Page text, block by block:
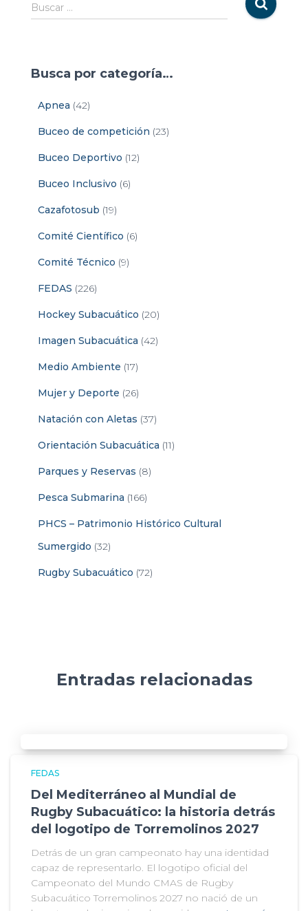
Buscar …
Busca por categoría…
Apnea (42)
Buceo de competición (23)
Buceo Deportivo (12)
Buceo Inclusivo (6)
Cazafotosub (19)
Comité Científico (6)
Comité Técnico (9)
FEDAS (226)
Hockey Subacuático (20)
Imagen Subacuática (42)
Medio Ambiente (17)
Mujer y Deporte (26)
Natación con Aletas (37)
Orientación Subacuática (11)
Parques y Reservas (8)
Pesca Submarina (166)
PHCS – Patrimonio Histórico Cultural
Sumergido (32)
Rugby Subacuático (72)
Entradas relacionadas
FEDAS
Del Mediterráneo al Mundial de
Rugby Subacuático: la historia detrás
del logotipo de Torremolinos 2027
Detrás de un gran campeonato hay una identidad
capaz de representarlo. El logotipo oficial del
Campeonato del Mundo CMAS de Rugby
Subacuático Torremolinos 2027 no nació de un